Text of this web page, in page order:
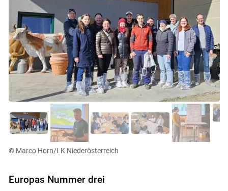
© Marco Horn/LK Niederösterreich
Europas Nummer drei